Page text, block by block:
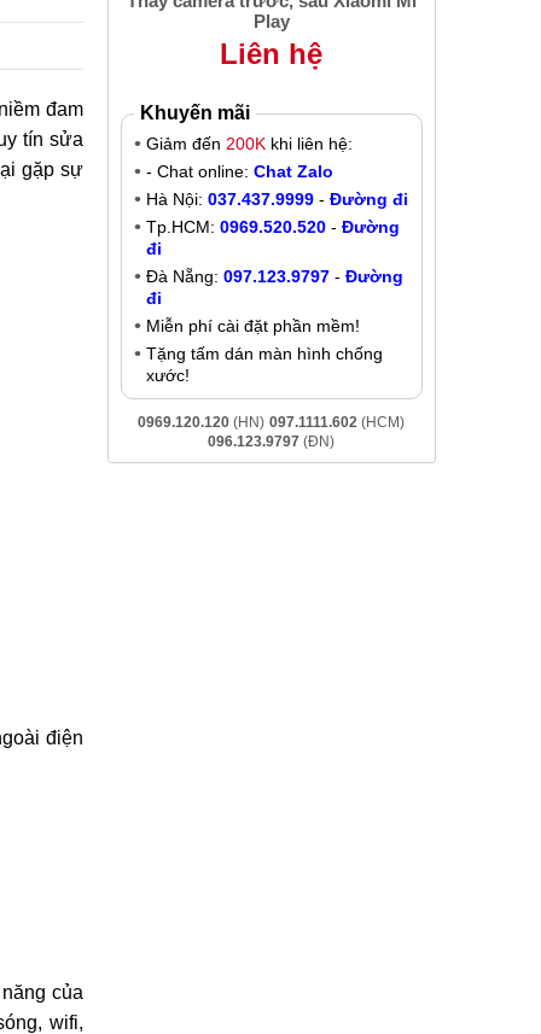
đam
tín sửa
gặp sự
điện
của
wifi,
Play
Liên hệ
Khuyến mãi
Giảm đến 200Kkhi liên hệ:
- Chat online: Chat Zalo
Hà Nội: 037.437.9999- Đường đi
Tp.HCM: 0969.520.520- Đường
đi
Đà Nẵng: 097.123.9797- Đường
đi
Miễn phí cài đặt phần mềm!
Tặng tấm dán màn hình chống
xước!
0969.120.120 (HN) 097.1111.602 (HCM)
096.123.9797 (ĐN)